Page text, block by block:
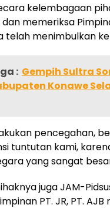
kelembagaan
memeriksa
telah menimbulkan
: Gempih Sultra
Konawe
pencegahan,
tuntutan kami,
yang sangat
juga JAM-
PT. JR, PT.